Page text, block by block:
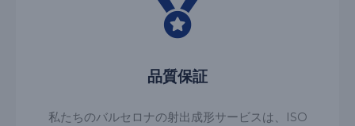
品質保証
私たちのバルセロナの射出成形サービスは、ISO